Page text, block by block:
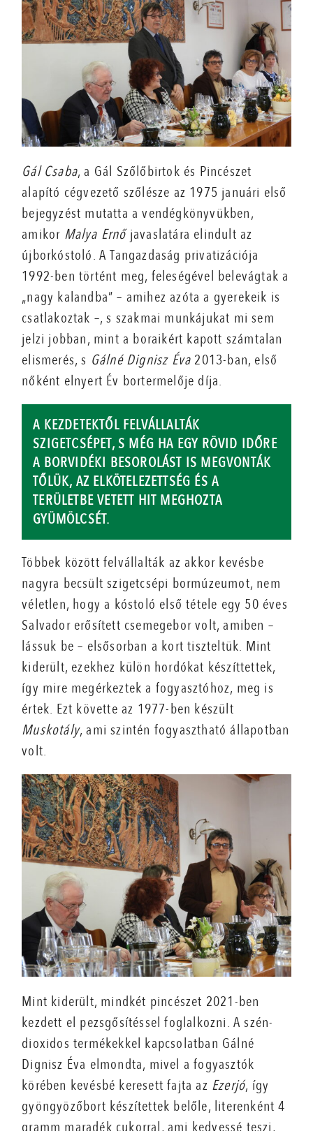
Gál Csaba, a Gál Szőlőbirtok és Pincészet
alapító cégvezető szőlésze az 1975 januári első
bejegyzést mutatta a vendégkönyvükben,
amikor Malya Ernőjavaslatára elindult az
újborkóstoló. A Tangazdaság privatizációja
1992-ben történt meg, feleségével belevágtak a
„nagy kalandba” – amihez azóta a gyerekeik is
csatlakoztak –, s szakmai munkájukat mi sem
jelzi jobban, mint a boraikért kapott számtalan
elismerés, s Gálné Dignisz Éva 2013-ban, első
nőként elnyert Év bortermelője díja.
A KEZDETEKTŐL FELVÁLLALTÁK
SZIGETCSÉPET, S MÉG HA EGY RÖVID IDŐRE
A BORVIDÉKI BESOROLÁST IS MEGVONTÁK
TŐLÜK, AZ ELKÖTELEZETTSÉG ÉS A
TERÜLETBE VETETT HIT MEGHOZTA
GYÜMÖLCSÉT.
Többek között felvállalták az akkor kevésbe
nagyra becsült szigetcsépi bormúzeumot, nem
véletlen, hogy a kóstoló első tétele egy 50 éves
Salvador erősített csemegebor volt, amiben –
lássuk be – elsősorban a kort tiszteltük. Mint
kiderült, ezekhez külön hordókat készíttettek,
így mire megérkeztek a fogyasztóhoz, meg is
értek. Ezt követte az 1977-ben készült
Muskotály, ami szintén fogyasztható állapotban
volt.
Mint kiderült, mindkét pincészet 2021-ben
kezdett el pezsgősítéssel foglalkozni. A szén-
dioxidos termékekkel kapcsolatban Gálné
Dignisz Éva elmondta, mivel a fogyasztók
körében kevésbé keresett fajta az Ezerjó, így
gyöngyözőbort készítettek belőle, literenként 4
gramm maradék cukorral, ami kedvessé teszi,